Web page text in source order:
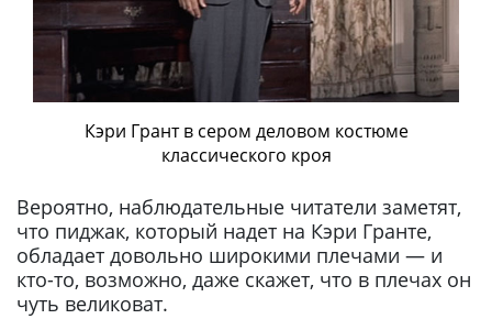
Кэри Грант в сером деловом костюме
классического кроя
Вероятно, наблюдательные читатели заметят,
что пиджак, который надет на Кэри Гранте,
обладает довольно широкими плечами — и
кто-то, возможно, даже скажет, что в плечах он
чуть великоват.